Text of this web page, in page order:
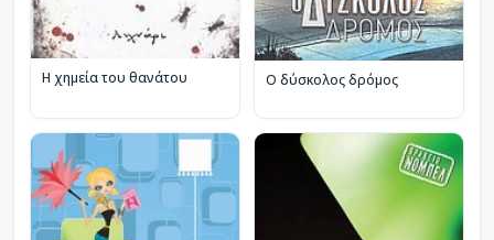
Η χημεία του θανάτου Ο δύσκολος δρόμος